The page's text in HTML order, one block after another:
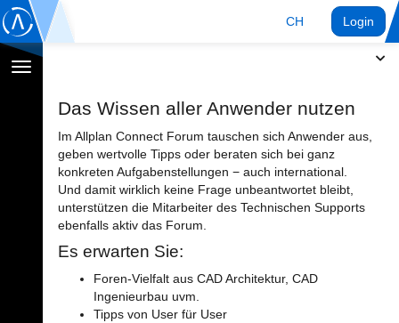
CH Login
Navigation
Das Wissen aller Anwender nutzen
Im Allplan Connect Forum tauschen sich Anwender aus,
geben wertvolle Tipps oder beraten sich bei ganz
konkreten Aufgabenstellungen − auch international.
Und damit wirklich keine Frage unbeantwortet bleibt,
unterstützen die Mitarbeiter des Technischen Supports
ebenfalls aktiv das Forum.
Es erwarten Sie:
Foren-Vielfalt aus CAD Architektur, CAD
Ingenieurbau uvm.
Tipps von User für User